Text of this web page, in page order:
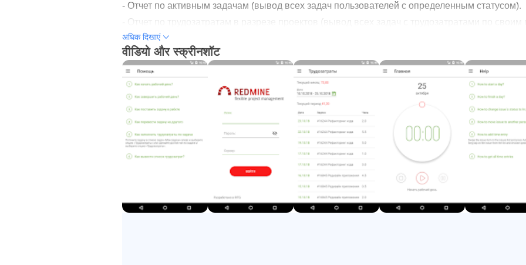
их в решение.
- Отчет по активным задачам (вывод всех задач пользователей с определенным статусом).
- Отчет по трудозатратам в разрезе проектов (вывод всех задач с трудозатратами по
период) с группировкой по задачам.
- Отчет по трудозатратам в разрезе пользователей (вывод всех трудозатрат пользователей
определенный период).
2. Оптимизация загрузки проектов (теперь проекты загружаются быстрее)
3. Исправления багов
अधिक दिखाएं
वीडियो और स्क्रीनशॉट